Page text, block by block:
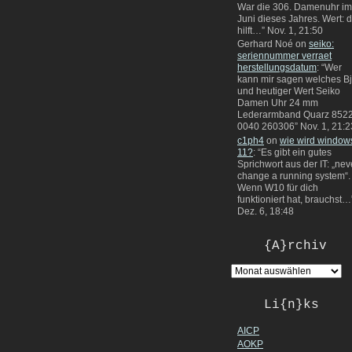
War die 306. Damenuhr im
Juni dieses Jahres. Wert:
hilft…” Nov. 1, 21:50
Gerhard Noé on seiko:
seriennummer verraet
herstellungsdatum: “Wer
kann mir sagen welches
und heutiger Wert Seiko
Damen Uhr 24 mm
Lederarmband Quarz
0040 260306” Nov. 1,
c1ph4 on wie wird
11?: “Es gibt ein gutes
Sprichwort aus der IT:
change a running system“.
Wenn W10 für dich
funktioniert hat, brauchst…
Dez. 6, 18:48
{A}rchiv
Li{n}ks
AICP
AOKP